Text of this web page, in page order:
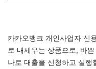
카카오뱅크 개인사업자 신
로 내세우는 상품으로, 바
나로 대출을 신청하고 실행